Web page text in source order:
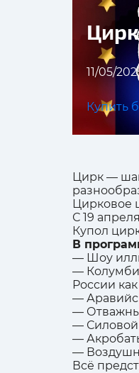
11/05/
Купить
Цирк —
Цирковое
С 19
Купол цир
В
— Шоу
—
России
—
—
— Силовой
—
—
Всё